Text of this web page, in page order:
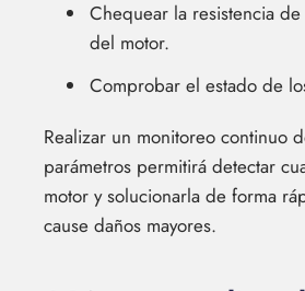
Chequear la resistencia
del motor.
Comprobar el estado de
Realizar un monitoreo continuo
parámetros permitirá detectar
motor y solucionarla de forma
cause daños mayores.